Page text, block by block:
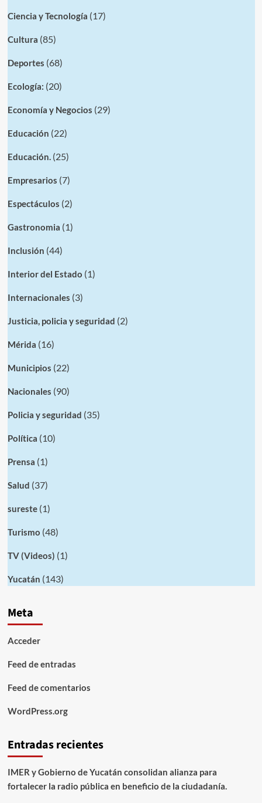
Ciencia y Tecnología (17)
Cultura (85)
Deportes (68)
Ecología: (20)
Economía y Negocios (29)
Educación (22)
Educación.(25)
Empresarios (7)
Espectáculos (2)
Gastronomia (1)
Inclusión (44)
Interior del Estado (1)
Internacionales (3)
Justicia, policia y seguridad (2)
Mérida (16)
Municipios (22)
Nacionales (90)
Policia y seguridad (35)
Política (10)
Prensa (1)
Salud (37)
sureste(1)
Turismo (48)
TV (Videos) (1)
Yucatán (143)
Meta
Acceder
Feed de entradas
Feed de comentarios
WordPress.org
Entradas recientes
IMER y Gobierno de Yucatán consolidan alianza para
fortalecer la radio pública en beneficio de la ciudadanía.